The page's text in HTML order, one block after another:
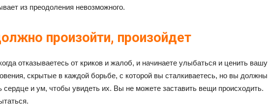
из преодоления невозможного.
произойти, произойдет
отказываетесь от криков и жалоб, и начинаете улыбаться и ценить вашу
скрытые в каждой борьбе, с которой вы сталкиваетесь, но вы должны
сердце и ум, чтобы увидеть их. Вы не можете заставить вещи происходить.